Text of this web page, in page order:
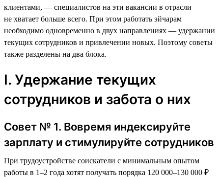
клиентами, — специалистов на эти вакансии в отрасли
не хватает больше всего. При этом работать эйчарам
необходимо одновременно в двух направлениях — удержании
текущих сотрудников и привлечении новых. Поэтому советы
также разделены на два блока.
I. Удержание текущих
сотрудников и забота о них
Совет № 1. Вовремя индексируйте
зарплату и стимулируйте сотрудников
При трудоустройстве соискатели с минимальным опытом
работы в 1–2 года хотят получать порядка 120 000–130 000 ₽